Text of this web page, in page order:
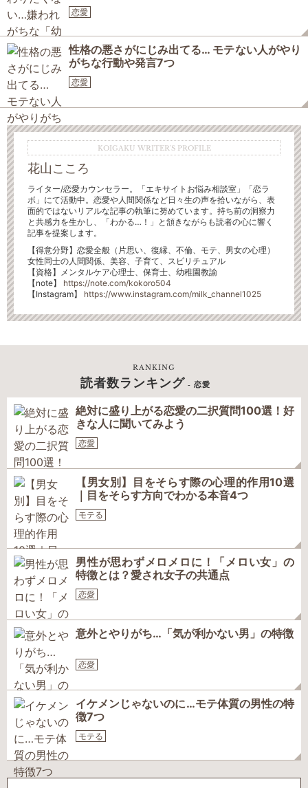
恋愛
性格の悪さがにじみ出てる… モテない人がやり
がちな行動や発言7つ
恋愛
KOIGAKU WRITER'S PROFILE
花山こころ
ライター/恋愛カウンセラー。「エキサイトお悩み相談室」「恋ラ
ボ」にて活動中。恋愛や人間関係など日々生の声を拾いながら、表
面的ではないリアルな記事の執筆に努めています。持ち前の洞察力
と共感力を生かし、「わかる…！」と頷きながらも読者の心に響く
記事を提案します。
【得意分野】恋愛全般（片思い、復縁、不倫、モテ、男女の心理）
女性同士の人間関係、美容、子育て、スピリチュアル
【資格】メンタルケア心理士、保育士、幼稚園教諭
【note】 https://note.com/kokoro504
【Instagram】 https://www.instagram.com/milk_channel1025
RANKING
読者数ランキング - 恋愛
絶対に盛り上がる恋愛の二択質問100選！好
きな人に聞いてみよう
恋愛
【男女別】目をそらす際の心理的作用10選
｜目をそらす方向でわかる本音4つ
モテる
男性が思わずメロメロに！「メロい女」の
特徴とは？愛され女子の共通点
恋愛
意外とやりがち…「気が利かない男」の特徴
恋愛
イケメンじゃないのに…モテ体質の男性の特
徴7つ
モテる